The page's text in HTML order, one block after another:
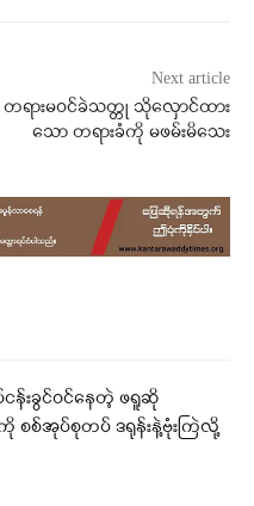
Next article
တရားမဝင်​ခဲသတ္တု သို​လှောင်​ထား​
သော တရားခံကို မဖမ်းမိသေး
န်းခွင်ဝင်နေတဲ့ ဖရူဆို
စ်အုပ်စုတပ် ဒရုန်းနဲ့ဗုံးကြဲလို့